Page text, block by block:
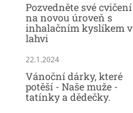
Pozvedněte své cvičení
na novou úroveň s
inhalačním kyslíkem v
lahvi
22.1.2024
Vánoční dárky, které
potěší - Naše muže -
tatínky a dědečky.